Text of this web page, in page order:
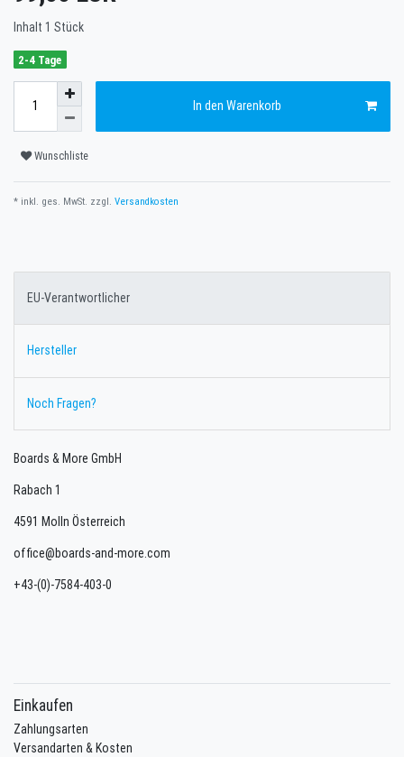
Inhalt 1 Stück
2-4 Tage
In den Warenkorb
Wunschliste
* inkl. ges. MwSt. zzgl. Versandkosten
EU-Verantwortlicher
Hersteller
Noch Fragen?
Boards & More GmbH
Rabach 1
4591 Molln Österreich
office@boards-and-more.com
+43-(0)-7584-403-0
Einkaufen
Zahlungsarten
Versandarten & Kosten